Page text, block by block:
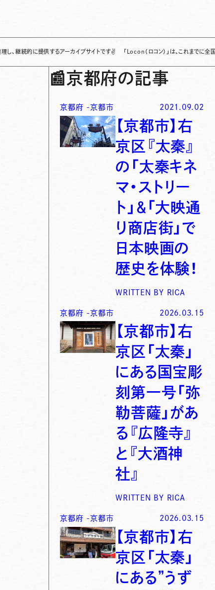
供するアーカイブサイトです✌ 「Locon（ロコン）」は、これまでに全国各地で発
📰京都府の記事
京都府 -京都市 2021.09.02
【京都市】右
京区『太秦』
の「太秦キネ
マ・ストリー
ト」＆「大映通
り商店街」で
日本映画の
歴史を体験！
WRITTEN BY RICA
京都府 -京都市 2026.03.15
【京都市】右
京区「太秦」
にある国宝彫
刻第一号「弥
勒菩薩」があ
る『広隆寺』
と『大酒神
社』
WRITTEN BY RICA
京都府 -京都市 2026.03.15
【京都市】右
京区「太秦」
にある”うず